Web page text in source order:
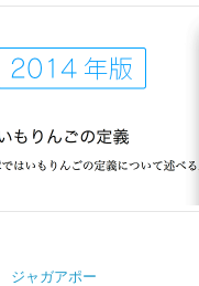
ジャガアポー